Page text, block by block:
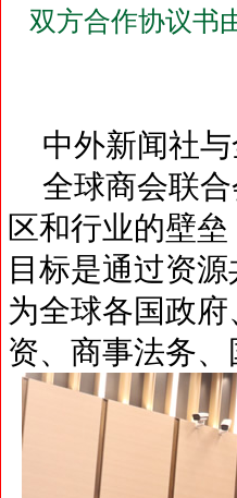
双方合作协议书
中外新闻社与
全球商会联合
区和行业的壁
目标是通过资
为全球各国政
资、商事法务